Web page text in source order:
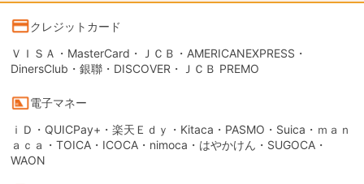
クレジットカード
ＶＩＳＡ・MasterCard・ＪＣＢ・AMERICANEXPRESS・
DinersClub・銀聯・DISCOVER・ＪＣＢ PREMO
電子マネー
ｉＤ・QUICPay+・楽天Ｅｄｙ・Kitaca・PASMO・Suica・ｍａｎ
ａｃａ・TOICA・ICOCA・nimoca・はやかけん・SUGOCA・
WAON